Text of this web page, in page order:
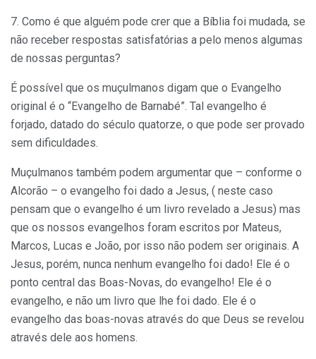
7. Como é que alguém pode crer que a Bíblia foi mudada, se
não receber respostas satisfatórias a pelo menos algumas
de nossas perguntas?
É possível que os muçulmanos digam que o Evangelho
original é o “Evangelho de Barnabé”. Tal evangelho é
forjado, datado do século quatorze, o que pode ser provado
sem dificuldades.
Muçulmanos também podem argumentar que – conforme o
Alcorão – o evangelho foi dado a Jesus, ( neste caso
pensam que o evangelho é um livro revelado a Jesus) mas
que os nossos evangelhos foram escritos por Mateus,
Marcos, Lucas e João, por isso não podem ser originais. A
Jesus, porém, nunca nenhum evangelho foi dado! Ele é o
ponto central das Boas-Novas, do evangelho! Ele é o
evangelho, e não um livro que lhe foi dado. Ele é o
evangelho das boas-novas através do que Deus se revelou
através dele aos homens.